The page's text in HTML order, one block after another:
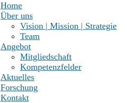
Home
Über uns
Vision | Mission | Strategie
Team
Angebot
Mitgliedschaft
Kompetenzfelder
Aktuelles
Forschung
Kontakt